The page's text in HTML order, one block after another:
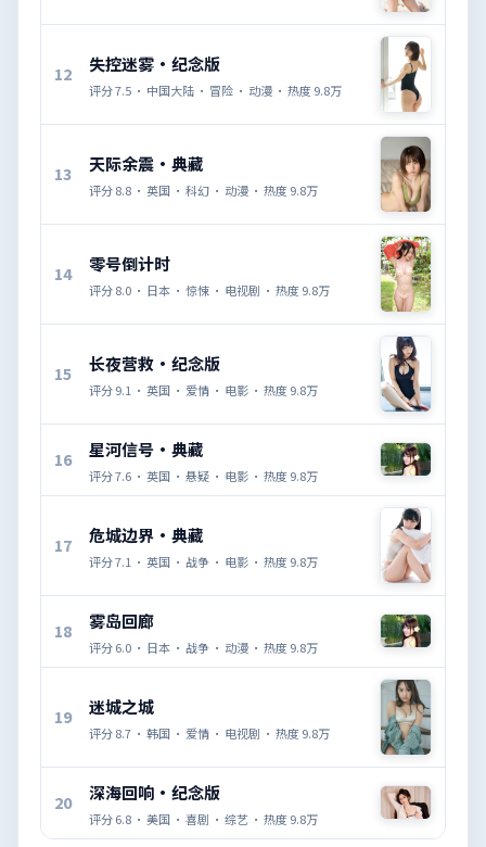
12 失控迷雾·纪念版
评分7.5 · 中国大陆 · 冒险 · 动漫 · 热度9.8万
13 天际余震·典藏
评分8.8 · 英国 · 科幻 · 动漫 · 热度9.8万
14 零号倒计时
评分8.0 · 日本 · 惊悚 · 电视剧 · 热度9.8万
15 长夜营救·纪念版
评分9.1 · 英国 · 爱情 · 电影 · 热度9.8万
16 星河信号·典藏
评分7.6 · 英国 · 悬疑 · 电影 · 热度9.8万
17 危城边界·典藏
评分7.1 · 英国 · 战争 · 电影 · 热度9.8万
18 雾岛回廊
评分6.0 · 日本 · 战争 · 动漫 · 热度9.8万
19 迷城之城
评分8.7 · 韩国 · 爱情 · 电视剧 · 热度9.8万
20 深海回响·纪念版
评分6.8 · 美国 · 喜剧 · 综艺 · 热度9.8万